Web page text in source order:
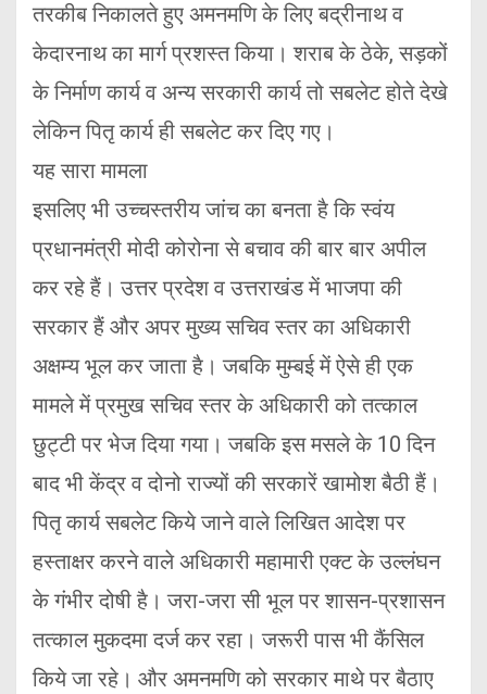
तरकीब निकालते हुए अमनमणि के लिए बद्रीनाथ व
केदारनाथ का मार्ग प्रशस्त किया। शराब के ठेके, सड़कों
के निर्माण कार्य व अन्य सरकारी कार्य तो सबलेट होते देखे
लेकिन पितृ कार्य ही सबलेट कर दिए गए।
यह सारा मामला
इसलिए भी उच्चस्तरीय जांच का बनता है कि स्वंय
प्रधानमंत्री मोदी कोरोना से बचाव की बार बार अपील
कर रहे हैं। उत्तर प्रदेश व उत्तराखंड में भाजपा की
सरकार हैं और अपर मुख्य सचिव स्तर का अधिकारी
अक्षम्य भूल कर जाता है। जबकि मुम्बई में ऐसे ही एक
मामले में प्रमुख सचिव स्तर के अधिकारी को तत्काल
छुट्टी पर भेज दिया गया। जबकि इस मसले के 10 दिन
बाद भी केंद्र व दोनो राज्यों की सरकारें खामोश बैठी हैं।
पितृ कार्य सबलेट किये जाने वाले लिखित आदेश पर
हस्ताक्षर करने वाले अधिकारी महामारी एक्ट के उल्लंघन
के गंभीर दोषी है। जरा-जरा सी भूल पर शासन-प्रशासन
तत्काल मुकदमा दर्ज कर रहा। जरूरी पास भी कैंसिल
किये जा रहे। और अमनमणि को सरकार माथे पर बैठाए